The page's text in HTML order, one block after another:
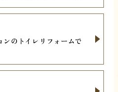
のトイレリフォームで